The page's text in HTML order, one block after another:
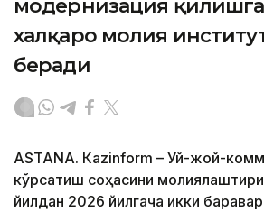
модернизация қилишга
халқаро молия
беради
ASTANА. Кazinform – Уй-жой-
кўрсатиш соҳасини
йилдан 2026 йилгача икки